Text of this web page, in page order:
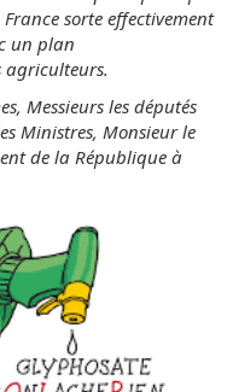
sorte effectivement
un plan
agriculteurs.
Messieurs les députés
Ministres, Monsieur le
de la République à